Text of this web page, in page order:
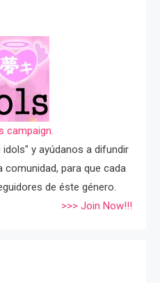
campaign.
y ayúdanos a difundir
para que cada
de éste género.
>>> Join Now!!!